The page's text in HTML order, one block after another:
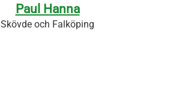
Paul Hanna
Skövde och Falköping